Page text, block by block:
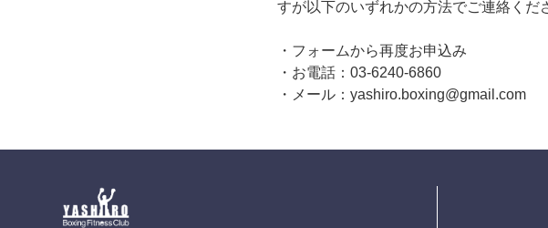
すが以下のいずれかの方法でご連絡くだ
・フォームから再度お申込み
・お電話：03-6240-6860
・メール：yashiro.boxing@gmail.com